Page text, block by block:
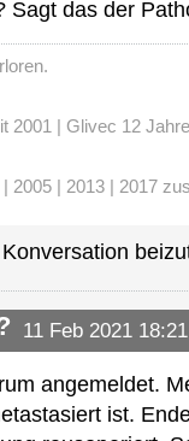
Sagt das der
| Glivec 12
2005 | 2013 | 2017
11 Feb 2021 18:21
angemeldet.
ist.